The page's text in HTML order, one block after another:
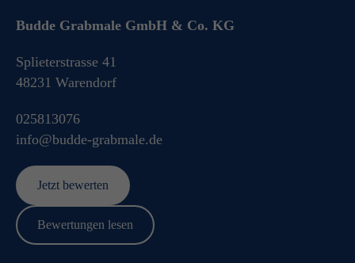
Budde Grabmale GmbH & Co. KG
info@budde-grabmale.de
025813076
Splieterstrasse 41
48231 Warendorf
Jetzt bewerten
Bewertungen lesen